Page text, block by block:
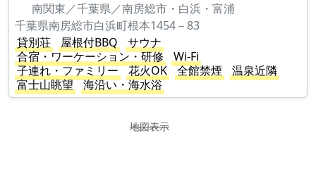
南関東／千葉県／南房総市・白浜・富浦
千葉県南房総市白浜町根本1454－83
貸別荘
屋根付BBQ
サウナ
合宿・ワーケーション・研修
Wi-Fi
子連れ・ファミリー
花火OK 全館禁煙
温泉近隣
富士山眺望
海沿い・海水浴
地図表示